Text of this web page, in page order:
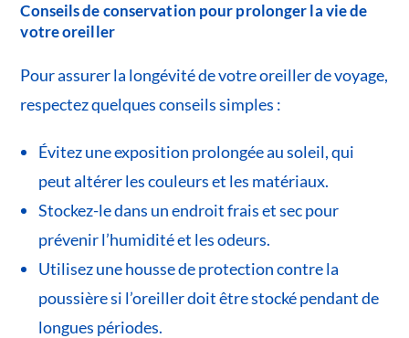
Conseils de conservation pour prolonger la vie de
votre oreiller
Pour assurer la longévité de votre oreiller de voyage,
respectez quelques conseils simples :
Évitez une exposition prolongée au soleil, qui
peut altérer les couleurs et les matériaux.
Stockez-le dans un endroit frais et sec pour
prévenir l’humidité et les odeurs.
Utilisez une housse de protection contre la
poussière si l’oreiller doit être stocké pendant de
longues périodes.